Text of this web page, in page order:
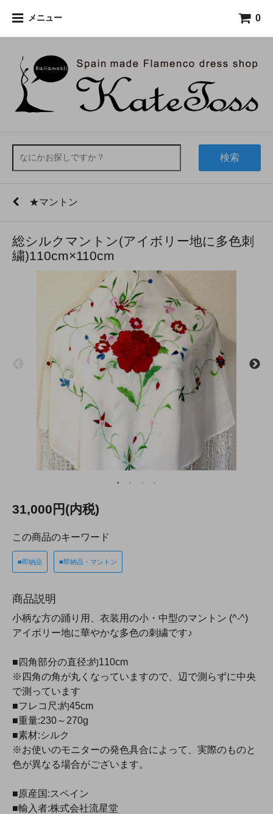
メニュー 0
検索
★マントン
総シルクマントン(アイボリー地に多色刺
繍)110cm×110cm
31,000円(内税)
この商品のキーワード
■即納品 ■即納品・マントン
商品説明
小柄な方の踊り用、衣装用の小・中型のマントン (^-^)
アイボリー地に華やかな多色の刺繍です♪
■四角部分の直径:約110cm
※四角の角が丸くなっていますので、辺で測らずに中央
で測っています
■フレコ尺:約45cm
■重量:230～270g
■素材:シルク
※お使いのモニターの発色具合によって、実際のものと
色が異なる場合がございます。
■原産国:スペイン
■輸入者:株式会社流星堂